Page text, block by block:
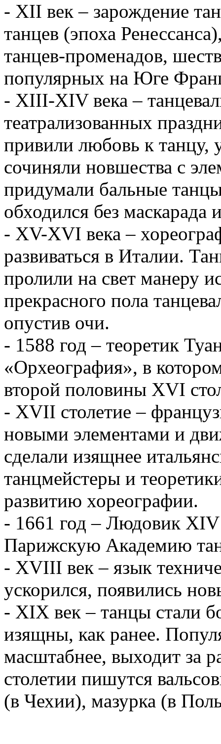
- XII век – зарождение
танцев (эпоха
танцев-променадов,
популярных на Юге
- XIII-XIV века –
театрализованных
привили любовь к танцу,
сочиняли новшества с
придумали бальные
обходился без маскарада
- XV-XVI века –
развиваться в Италии.
пролили на свет манеру
прекрасного пола
опустив очи.
- 1588 год – теоретик
«Орхеография», в
второй половины XVI
- XVII столетие –
новыми элементами и
сделали изящнее
танцмейстеры и
развитию хореографии.
- 1661 год – Людовик ХIV
Парижскую Академию
- XVIII век – язык
ускорился, появились
- XIX век – танцы стали
изящны, как ранее.
масштабнее, выходит за
столетии пишутся
(в Чехии), мазурка (в